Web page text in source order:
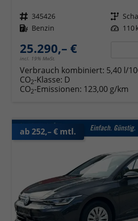
Fahrzeugnr. 345426 Getriebe
Kraftstoff Benzin Leistung 110
25.290,– €
incl. 19% MwSt.
Verbrauch kombiniert: 5,40 l/
CO2-Klasse: D
CO2-Emissionen: 123,00 g/km
ab 252,– € mtl.